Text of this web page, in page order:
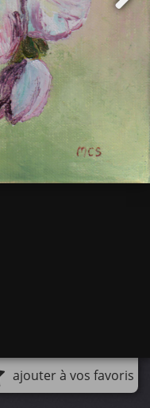
ajouter à vos favoris